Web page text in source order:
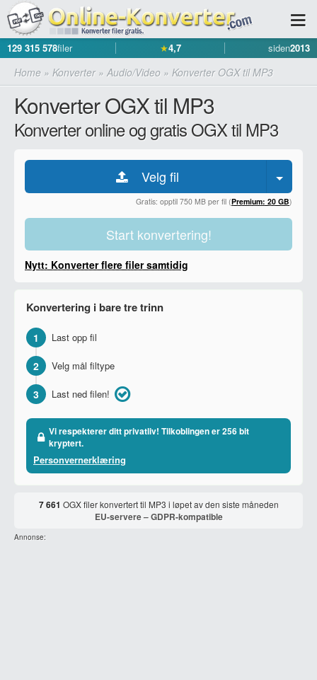
129 315 578filer ★4,7 siden2013
Home » Konverter» Audio/Video » Konverter OGX til MP3
Konverter OGX til MP3
Konverter online og gratis OGX til MP3
Velg fil
Gratis: opptil 750 MB per fil (Premium: 20 GB)
Start konvertering!
Nytt: Konverter flere filer samtidig
Konvertering i bare tre trinn
1 Last opp fil
2 Velg mål filtype
3 Last ned filen!
Vi respekterer ditt privatliv! Tilkoblingen er 256 bit
kryptert.
Personvernerklæring
7 661 OGX filer konvertert til MP3 i løpet av den siste måneden
EU-servere – GDPR-kompatible
Annonse: